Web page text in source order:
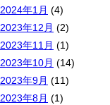
2024年1月 (4)
2023年12月 (2)
2023年11月 (1)
2023年10月 (14)
2023年9月 (11)
2023年8月 (1)